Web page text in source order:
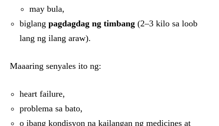
may bula,
biglang pagdagdag ng timbang (2–3 kilo sa loob
lang ng ilang araw).
Maaaring senyales ito ng:
heart failure,
problema sa bato,
o ibang kondisyon na kailangan ng medicines at